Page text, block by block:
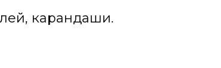
карандаши.